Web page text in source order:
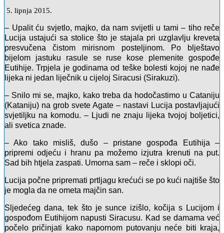
5. lipnja 2015.
– Upalit ću svjetlo, majko, da nam svijetli u tami – tiho reče
Lucija ustajući sa stolice što je stajala pri uzglavlju kreveta
presvučena čistom mirisnom posteljinom. Po blještavo
bijelom jastuku rasule se ruse kose plemenite gospođe
Eutihije. Trpjela je godinama od teške bolesti kojoj ne nađe
lijeka ni jedan liječnik u cijeloj Siracusi (Sirakuzi).
– Snilo mi se, majko, kako treba da hodočastimo u Cataniju
(Kataniju) na grob svete Agate – nastavi Lucija postavljajući
svjetiljku na komodu. – Ljudi ne znaju lijeka tvojoj boljetici,
ali svetica znade.
– Ako tako misliš, dušo – pristane gospođa Eutihija –
pripremi odjeću i hranu pa možemo izjutra krenuti na put.
Sad bih htjela zaspati. Umorna sam – reče i sklopi oči.
Lucija počne pripremati prtljagu krećući se po kući najtiše što
je mogla da ne ometa majčin san.
Sljedećeg dana, tek što je sunce izišlo, kočija s Lucijom i
gospođom Eutihijom napusti Siracusu. Kad se damama već
počelo pričinjati kako napornom putovanju neće biti kraja,